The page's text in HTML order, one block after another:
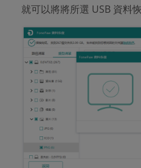
就可以將將所選 USB 資料